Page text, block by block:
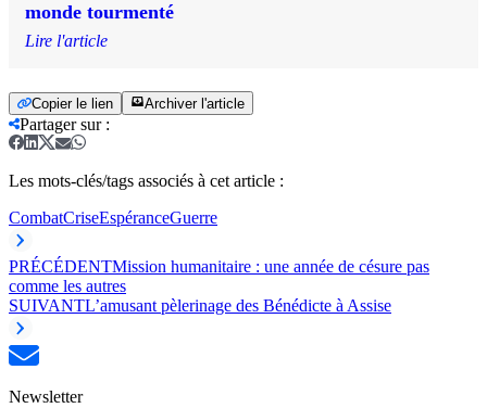
monde tourmenté
Lire l'article
Copier le lien Archiver l'article
Partager sur:
Les mots-clés/tags associés à cet article :
CombatCriseEspéranceGuerre
PRÉCÉDENTMission humanitaire : une année de césure pas
comme les autres
SUIVANTL’amusant pèlerinage des Bénédicte à Assise
Newsletter